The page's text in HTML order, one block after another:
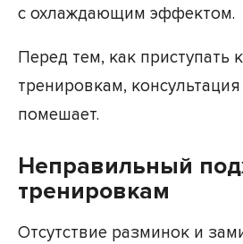
с охлаждающим эффектом.
Перед тем, как приступать
тренировкам,
помешает.
Неправильный
тренировкам
Отсутствие разминок и